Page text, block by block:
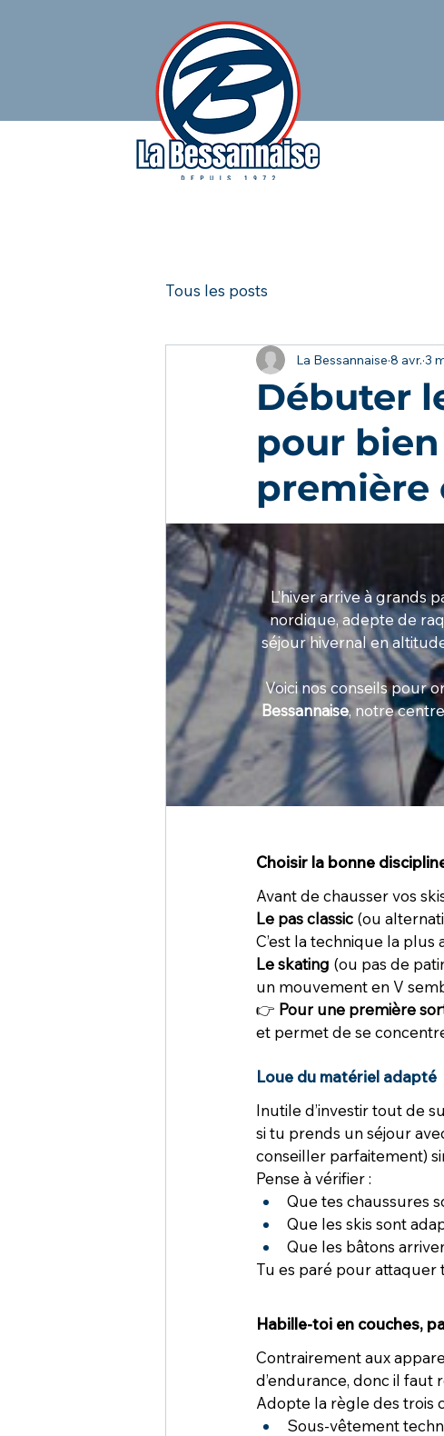
Tous les posts
Débuter
pour
première
La Bessannaise 8 avr. 3
L’hiver arrive à grands
nordique, adepte de
séjour hivernal en
Voici nos conseils pour
Bessannaise, notre
Choisir la bonne
Avant de chausser vos
Le pas classic (ou
C’est la technique la
Le skating (ou pas de
un mouvement en V
👉 Pour une première
et permet de se
Loue du matériel adapté
Inutile d’investir tout de
si tu prends un séjour
conseiller parfaitement)
Pense à vérifier :
Que tes chaussures
Que les skis sont
Que les bâtons
Tu es paré pour attaquer
Habille-toi en couches,
Contrairement aux
d’endurance, donc il faut
Adopte la règle des trois
Sous-vêtement